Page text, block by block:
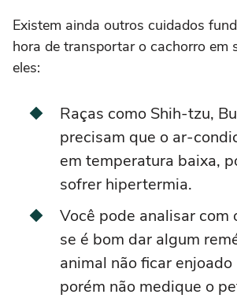
Existem ainda outros cuidados
hora de transportar o cachorro em
eles:
Raças como Shih-tzu,
precisam que o ar-
em temperatura baixa,
sofrer hipertermia.
Você pode analisar com
se é bom dar algum
animal não ficar enjoado
porém não medique o